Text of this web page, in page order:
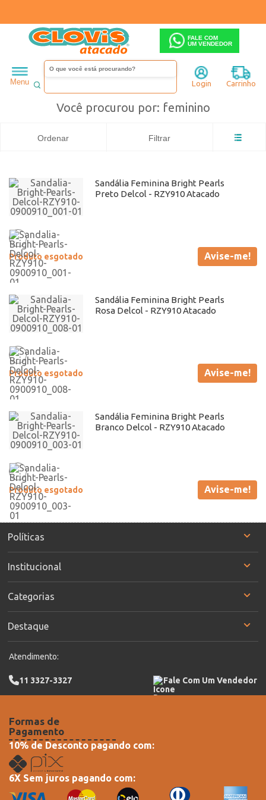
FALE COM
UM VENDEDOR
Menu Login Carrinho
Feminino Sandália Salto baixo Busca: feminino
x
Delcol
feminino
Você procurou por: feminino
Ordenar Filtrar
Sandália Feminina Bright Pearls
Preto Delcol - RZY910 Atacado
Produto esgotado Avise-me!
Sandália Feminina Bright Pearls
Rosa Delcol - RZY910 Atacado
Produto esgotado Avise-me!
Sandália Feminina Bright Pearls
Branco Delcol - RZY910 Atacado
Produto esgotado Avise-me!
Políticas
Institucional
Categorias
Destaque
Atendimento:
11 3327-3327 Fale Com Um Vendedor
Formas de
Pagamento
10% de Desconto pagando com:
6X Sem juros pagando com: